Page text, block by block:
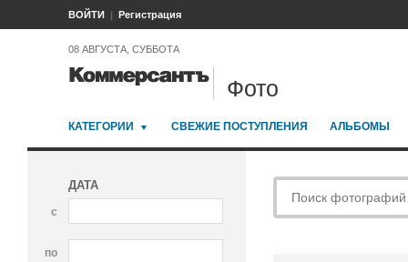
ВОЙТИ Регистрация
08 АВГУСТА, СУББОТА
Фото
КАТЕГОРИИ СВЕЖИЕ ПОСТУПЛЕНИЯ АЛЬБОМЫ
ДАТА
с
по